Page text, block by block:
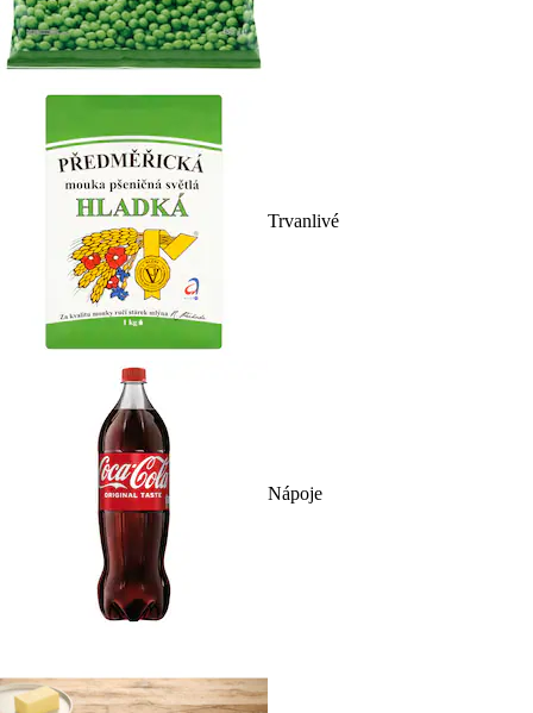
Trvanlivé
Nápoje